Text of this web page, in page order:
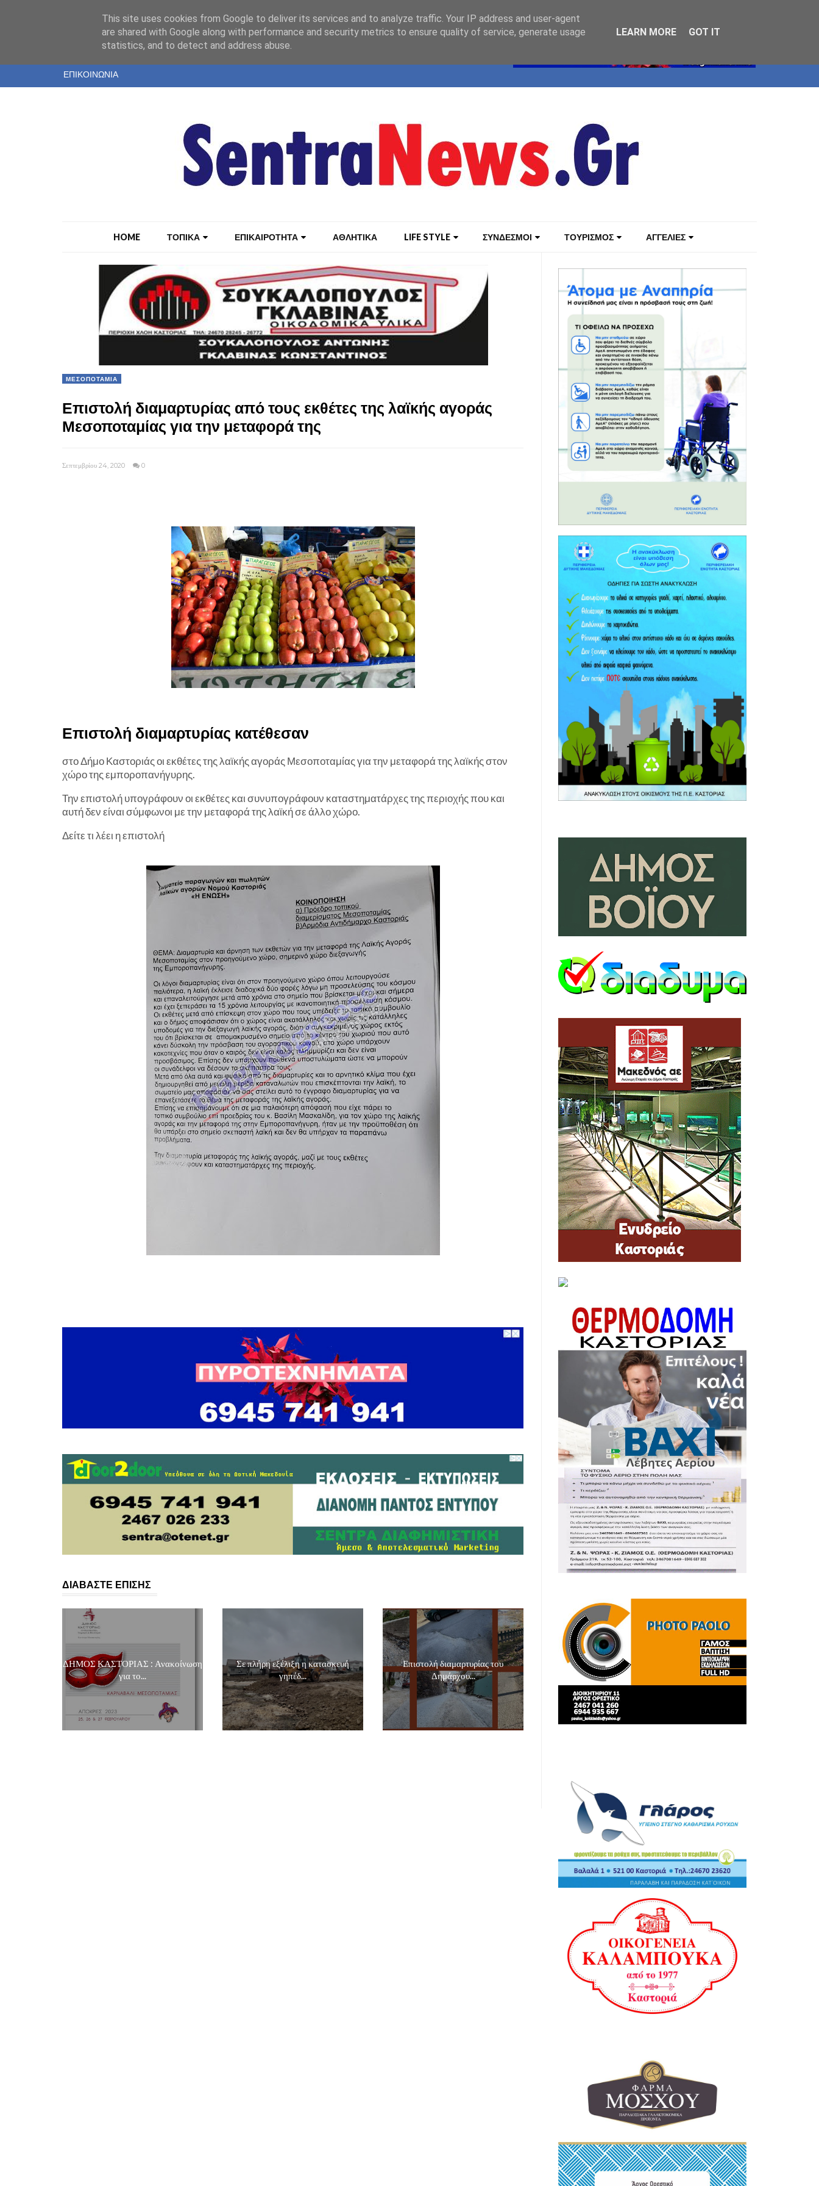
ΤΑΥΤΟΤΗΤΑ
ΕΝΤΥΠΗ ΕΚΔΟΣΗ
ΕΠΙΚΟΙΝΩΝΙΑ
HOME ΤΟΠΙΚΑ ΕΠΙΚΑΙΡΟΤΗΤΑ ΑΘΛΗΤΙΚΑ LIFE STYLE ΣΥΝΔΕΣΜΟΙ ΤΟΥΡΙΣΜΟΣ ΑΓΓΕΛΙΕΣ
ΜΕΣΟΠΟΤΑΜΙΑ
Επιστολή διαμαρτυρίας από τους εκθέτες της λαϊκής αγοράς
Μεσοποταμίας για την μεταφορά της
Σεπτεμβρίου 24, 2020 0
Επιστολή διαμαρτυρίας κατέθεσαν
στο Δήμο Καστοριάς οι εκθέτες της λαϊκής αγοράς Μεσοποταμίας για την μεταφορά της λαϊκής στον
χώρο της εμποροπανήγυρης.
Την επιστολή υπογράφουν οι εκθέτες και συνυπογράφουν καταστηματάρχες της περιοχής που και
αυτή δεν είναι σύμφωνοι με την μεταφορά της λαϊκή σε άλλο χώρο.
Δείτε τι λέει η επιστολή
ΔΙΑΒΑΣΤΕ ΕΠΙΣΗΣ
ΔΗΜΟΣ ΚΑΣΤΟΡΙΑΣ : Ανακοίνωση
για το...
Σε πλήρη εξέλιξη η κατασκευή
γηπέδ...
Επιστολή διαμαρτυρίας του
Δημάρχου...
This site uses cookies from Google to deliver its services and to analyze traffic. Your IP address and user-agent
are shared with Google along with performance and security metrics to ensure quality of service, generate usage
statistics, and to detect and address abuse.
LEARN MORE GOT IT